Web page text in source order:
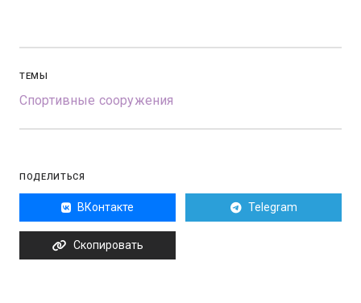
ТЕМЫ
Спортивные сооружения
ПОДЕЛИТЬСЯ
ВКонтакте Telegram
Скопировать